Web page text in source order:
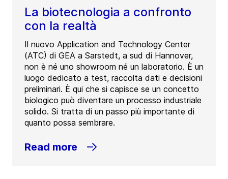
La biotecnologia a confronto
con la realtà
Il nuovo Application and Technology Center
(ATC) di GEA a Sarstedt, a sud di Hannover,
non è né uno showroom né un laboratorio. È un
luogo dedicato a test, raccolta dati e decisioni
preliminari. È qui che si capisce se un concetto
biologico può diventare un processo industriale
solido. Si tratta di un passo più importante di
quanto possa sembrare.
Read more